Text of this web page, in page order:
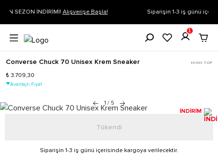
Siparişin 1-3 iş günü içerisinde kargoya verilecektir. Daha Fazla Bilgi
1
Converse Chuck 70 Unisex Krem Sneaker HIGH TOP
₺ 3.709,30
Avantajlı Fiyat
1 / 5
İNDİRİM
Tükendi
Siparişin 1-3 iş günü içerisinde kargoya verilecektir.